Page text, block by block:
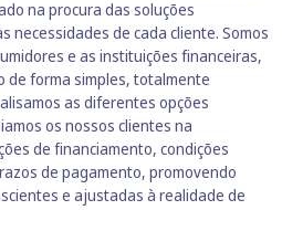
na procura das soluções
necessidades de cada cliente. Somos
e as instituições financeiras,
de forma simples, totalmente
as diferentes opções
os nossos clientes na
de financiamento, condições
de pagamento, promovendo
e ajustadas à realidade de